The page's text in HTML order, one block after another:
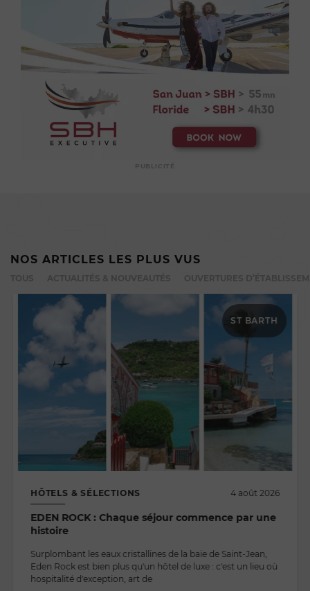
PUBLICITÉ
NOS ARTICLES LES PLUS VUS
ST BARTH
HÔTELS & SÉLECTIONS 4 août 2026
EDEN ROCK : Chaque séjour commence par une
histoire
Surplombant les eaux cristallines de la baie de Saint-Jean,
Eden Rock est bien plus qu'un hôtel de luxe : c'est un lieu où
hospitalité d'exception, art de